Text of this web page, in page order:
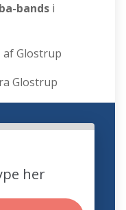
bands i
Glostrup
Glostrup
her